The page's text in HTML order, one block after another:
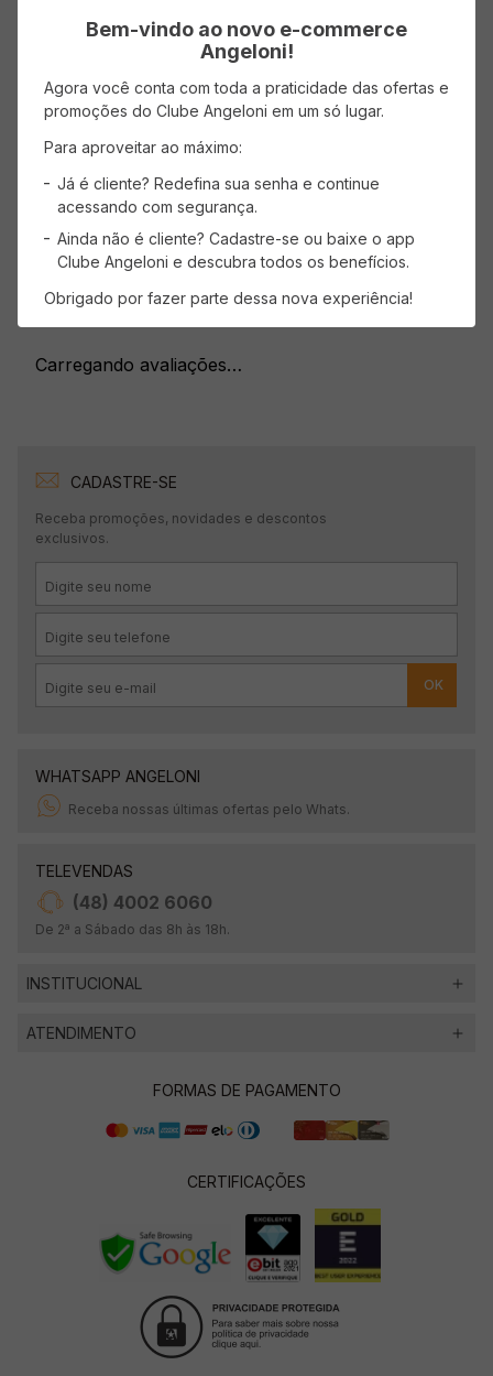
Avaliações
Carregando…
Faça login para escrever uma avaliação.
Mais recentes Todos
Carregando avaliações…
CADASTRE-SE
Receba promoções, novidades e descontos
exclusivos.
OK
WHATSAPP ANGELONI
Receba nossas últimas ofertas pelo Whats.
TELEVENDAS
(48) 4002 6060
De 2ª a Sábado das 8h às 18h.
INSTITUCIONAL
ATENDIMENTO
FORMAS DE PAGAMENTO
CERTIFICAÇÕES
Bem-vindo ao novo e-commerce
Angeloni!
Agora você conta com toda a praticidade das ofertas e
promoções do Clube Angeloni em um só lugar.
Para aproveitar ao máximo:
Já é cliente? Redefina sua senha e continue
acessando com segurança.
Ainda não é cliente? Cadastre-se ou baixe o app
Clube Angeloni e descubra todos os benefícios.
Obrigado por fazer parte dessa nova experiência!